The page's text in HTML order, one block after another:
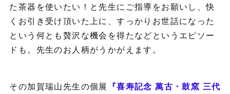
た茶器を使いたい！と先生にご指導をお願いし、快
くお引き受け頂いた上に、すっかりお世話になった
という何とも贅沢な機会を得たなどというエピソー
ドも。先生のお人柄がうかがえます。
その加賀瑞山先生の個展 『喜寿記念 萬古・鼓窯 三代